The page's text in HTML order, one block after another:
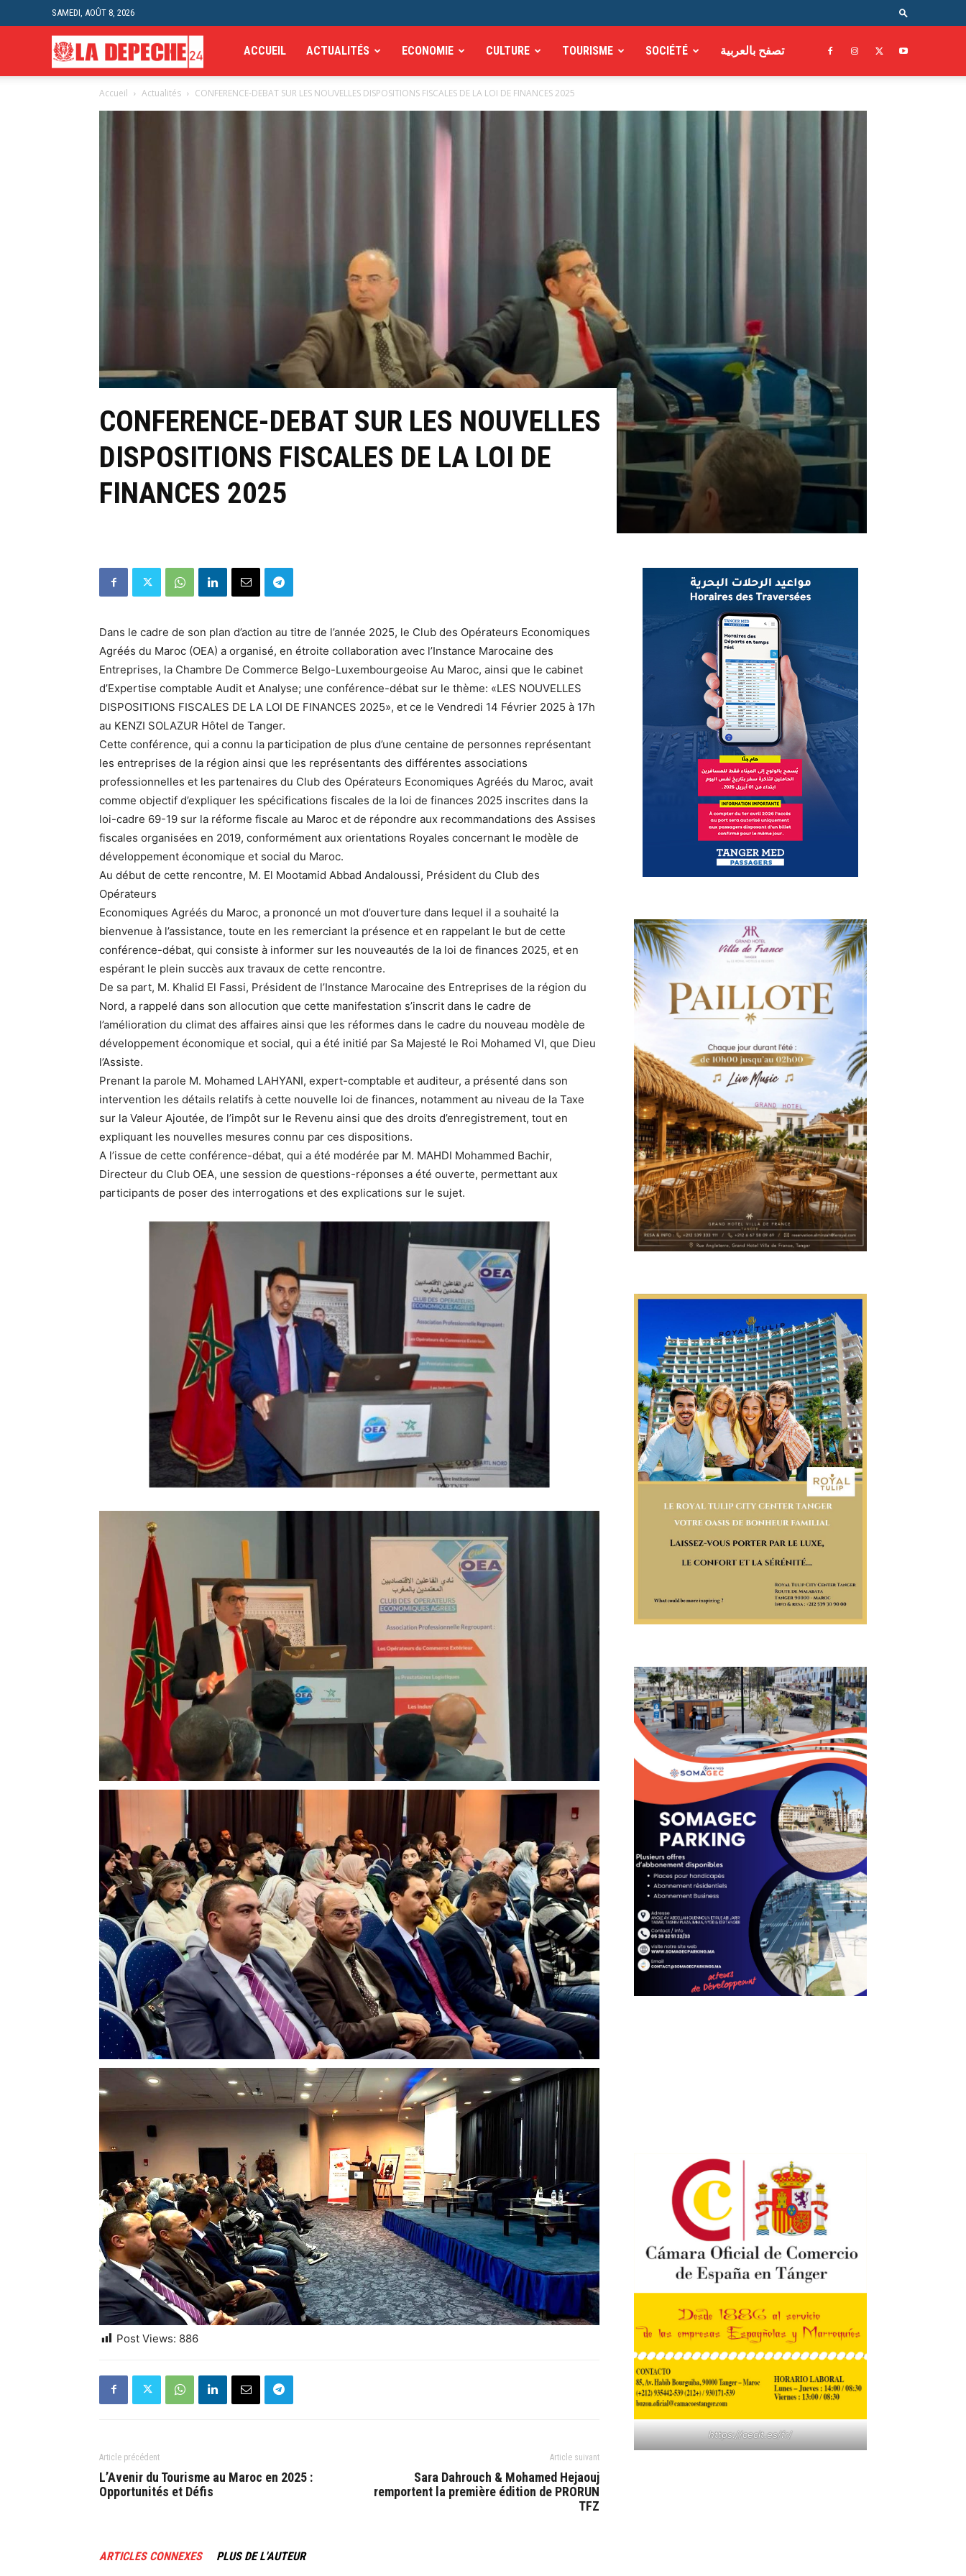
SAMEDI, AOÛT 8, 2026
Depeche
ACCUEIL ACTUALITÉS ECONOMIE CULTURE TOURISME SOCIÉTÉ تصفح بالعربية
Accueil Actualités CONFERENCE-DEBAT SUR LES NOUVELLES DISPOSITIONS FISCALES DE LA LOI DE FINANCES 2025
CONFERENCE-DEBAT SUR LES NOUVELLES
DISPOSITIONS FISCALES DE LA LOI DE
FINANCES 2025
Dans le cadre de son plan d’action au titre de l’année 2025, le Club des Opérateurs Economiques
Agréés du Maroc (OEA) a organisé, en étroite collaboration avec l’Instance Marocaine des
Entreprises, la Chambre De Commerce Belgo-Luxembourgeoise Au Maroc, ainsi que le cabinet
d’Expertise comptable Audit et Analyse; une conférence-débat sur le thème: «LES NOUVELLES
DISPOSITIONS FISCALES DE LA LOI DE FINANCES 2025», et ce le Vendredi 14 Février 2025 à 17h
au KENZI SOLAZUR Hôtel de Tanger.
Cette conférence, qui a connu la participation de plus d’une centaine de personnes représentant
les entreprises de la région ainsi que les représentants des différentes associations
professionnelles et les partenaires du Club des Opérateurs Economiques Agréés du Maroc, avait
comme objectif d’expliquer les spécifications fiscales de la loi de finances 2025 inscrites dans la
loi-cadre 69-19 sur la réforme fiscale au Maroc et de répondre aux recommandations des Assises
fiscales organisées en 2019, conformément aux orientations Royales concernant le modèle de
développement économique et social du Maroc.
Au début de cette rencontre, M. El Mootamid Abbad Andaloussi, Président du Club des
Opérateurs
Economiques Agréés du Maroc, a prononcé un mot d’ouverture dans lequel il a souhaité la
bienvenue à l’assistance, toute en les remerciant la présence et en rappelant le but de cette
conférence-débat, qui consiste à informer sur les nouveautés de la loi de finances 2025, et en
espérant le plein succès aux travaux de cette rencontre.
De sa part, M. Khalid El Fassi, Président de l’Instance Marocaine des Entreprises de la région du
Nord, a rappelé dans son allocution que cette manifestation s’inscrit dans le cadre de
l’amélioration du climat des affaires ainsi que les réformes dans le cadre du nouveau modèle de
développement économique et social, qui a été initié par Sa Majesté le Roi Mohamed VI, que Dieu
l’Assiste.
Prenant la parole M. Mohamed LAHYANI, expert-comptable et auditeur, a présenté dans son
intervention les détails relatifs à cette nouvelle loi de finances, notamment au niveau de la Taxe
sur la Valeur Ajoutée, de l’impôt sur le Revenu ainsi que des droits d’enregistrement, tout en
expliquant les nouvelles mesures connu par ces dispositions.
A l’issue de cette conférence-débat, qui a été modérée par M. MAHDI Mohammed Bachir,
Directeur du Club OEA, une session de questions-réponses a été ouverte, permettant aux
participants de poser des interrogations et des explications sur le sujet.
Post Views: 886
Article précédent
L’Avenir du Tourisme au Maroc en 2025 :
Opportunités et Défis
Article suivant
Sara Dahrouch & Mohamed Hejaouj
remportent la première édition de PRORUN
TFZ
ARTICLES CONNEXES PLUS DE L'AUTEUR
https://cecit.es/fr/